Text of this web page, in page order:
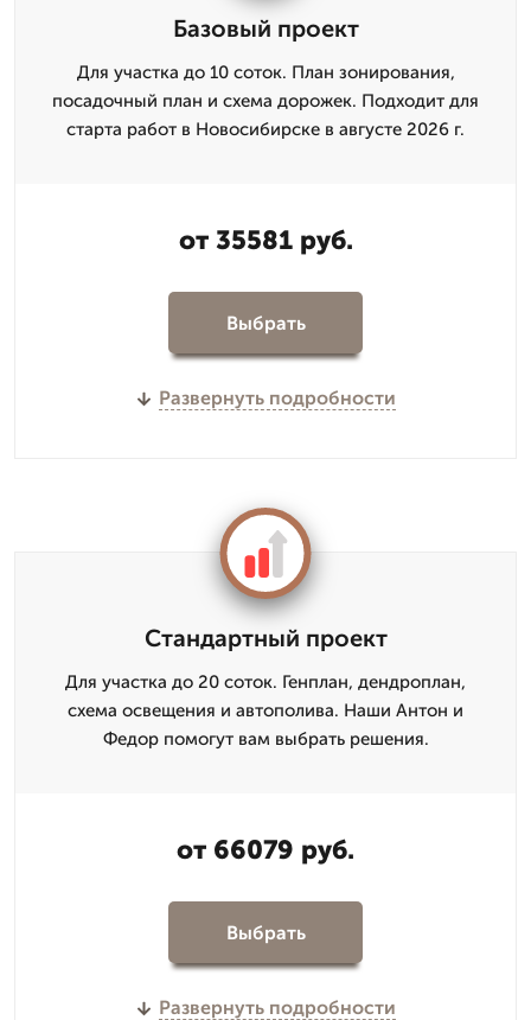
Базовый проект
Для участка до 10 соток. План зонирования,
посадочный план и схема дорожек. Подходит для
старта работ в Новосибирске в августе 2026 г.
от 35581 руб.
Выбрать
Развернуть подробности
Стандартный проект
Для участка до 20 соток. Генплан, дендроплан,
схема освещения и автополива. Наши Антон и
Федор помогут вам выбрать решения.
от 66079 руб.
Выбрать
Развернуть подробности